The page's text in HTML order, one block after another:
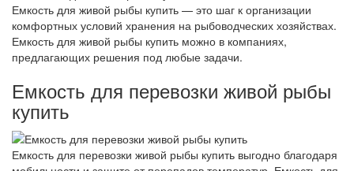
Емкость для живой рыбы купить — это шаг к организации
комфортных условий хранения на рыбоводческих хозяйствах.
Емкость для живой рыбы купить можно в компаниях,
предлагающих решения под любые задачи.
Емкость для перевозки живой рыбы
купить
Емкость для перевозки живой рыбы купить выгодно благодаря